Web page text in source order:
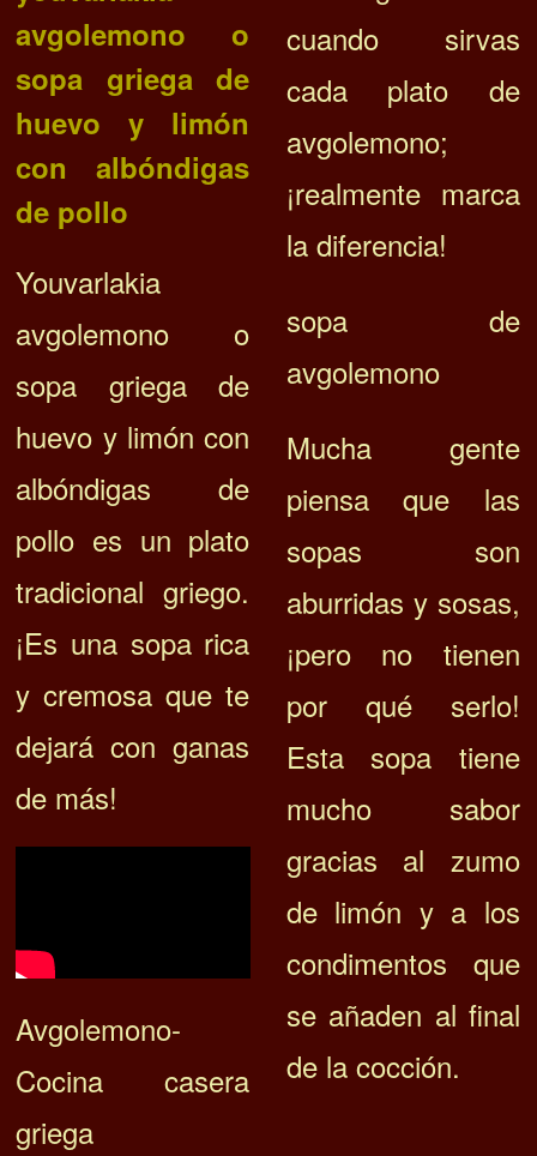
avgolemono o
sopa griega de
huevo y limón
con albóndigas
de pollo
Youvarlakia
avgolemono o
sopa griega de
huevo y limón con
albóndigas de
pollo es un plato
tradicional griego.
¡Es una sopa rica
y cremosa que te
dejará con ganas
de más!
Avgolemono-
Cocina casera
griega
cuando sirvas
cada plato de
avgolemono;
¡realmente marca
la diferencia!
sopa de
avgolemono
Mucha gente
piensa que las
sopas son
aburridas y sosas,
¡pero no tienen
por qué serlo!
Esta sopa tiene
mucho sabor
gracias al zumo
de limón y a los
condimentos que
se añaden al final
de la cocción.